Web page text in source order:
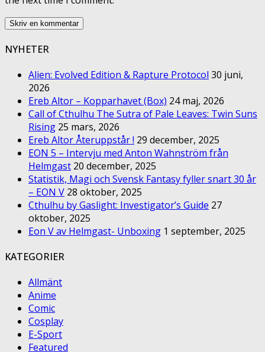
NYHETER
Alien: Evolved Edition & Rapture Protocol 30 juni,
2026
Ereb Altor – Kopparhavet (Box) 24 maj, 2026
Call of Cthulhu The Sutra of Pale Leaves: Twin Suns
Rising 25 mars, 2026
Ereb Altor Återuppstår ! 29 december, 2025
EON 5 – Intervju med Anton Wahnström från
Helmgast 20 december, 2025
Statistik, Magi och Svensk Fantasy fyller snart 30 år
– EON V 28 oktober, 2025
Cthulhu by Gaslight: Investigator’s Guide 27
oktober, 2025
Eon V av Helmgast- Unboxing 1 september, 2025
KATEGORIER
Allmänt
Anime
Comic
Cosplay
E-Sport
Featured